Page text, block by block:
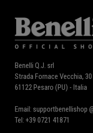
Benelli Q.J. srl
Strada Fornace Vecchia, 30
61122 Pesaro (PU) - Italia
Email: supportbenellishop
Tel: +39 0721 41871